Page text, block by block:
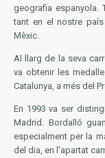
geografia espanyola.
tant en el nostre
Mèxic.
Al llarg de la seva
va obtenir les
Catalunya, a més del
En 1993 va ser
Madrid. Bordalló
especialment per la
del dia, en l'apartat